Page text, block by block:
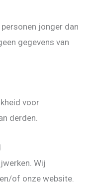
jonger dan
gegevens van
voor
derden.
Wij
of onze website.